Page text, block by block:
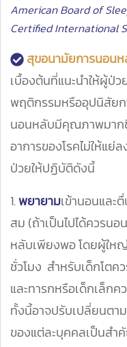
American Board of
Certified International
สุขอนามัยการนอน
เบื้องต้นที่แนะนำให้ผู้ป่
พฤติกรรมหรืออุปนิสัยก
นอนหลับมีคุณภาพมาก
อาการของโรคไม่ให้แย่
ป่วยให้ปฏิบัติดังนี้
1.พยายามเข้านอนและ
สม (ถ้าเป็นไปได้ควรนอ
หลับเพียงพอ โดยผู้ให
ชั่วโมง สำหรับเด็กโตค
และทารกหรือเด็กเล็กค
ทั้งนี้อาจปรับเปลี่ยนตา
ของแต่ละบุคคลเป็นสำ